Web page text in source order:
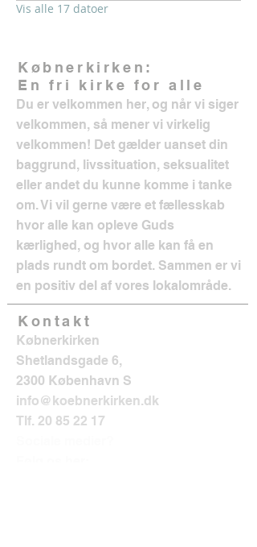
Vis alle 17 datoer
Købnerkirken:
En fri kirke for alle
Du er velkommen her, og når vi siger
velkommen, så mener vi virkelig
velkommen! Det gælder uanset din
baggrund, livssituation, seksualitet
eller andet du kunne komme i tanke
om. Vi vil gerne være et fællesskab
hvor alle kan opleve Guds
kærlighed, og hvor alle kan få en
plads rundt om bordet. Sammen er vi
en positiv del af vores lokalområde.
Kontakt
Købnerkirken
Shetlandsgade 6,
2300 København S
info@koebnerkirken.dk
Tlf. 20 85 22 17